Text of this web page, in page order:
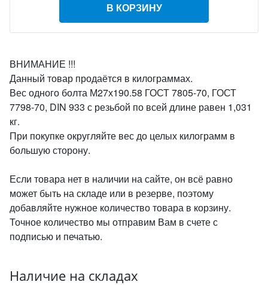
В КОРЗИНУ
ВНИМАНИЕ !!!
Данный товар продаётся в килограммах.
Вес одного болта М27х190.58 ГОСТ 7805-70, ГОСТ
7798-70, DIN 933 с резьбой по всей длине равен 1,031
кг.
При покупке округляйте вес до целых килограмм в
большую сторону.
Если товара нет в наличии на сайте, он всё равно
может быть на складе или в резерве, поэтому
добавляйте нужное количество товара в корзину.
Точное количество мы отправим Вам в счете с
подписью и печатью.
Наличие на складах